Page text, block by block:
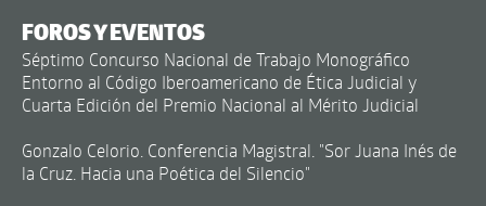
FOROS Y EVENTOS
Séptimo Concurso Nacional de Trabajo Monográfico
Entorno al Código Iberoamericano de Ética Judicial y
Cuarta Edición del Premio Nacional al Mérito Judicial
Gonzalo Celorio. Conferencia Magistral. "Sor Juana Inés de
la Cruz. Hacia una Poética del Silencio"